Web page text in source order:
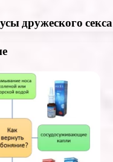
дружеского секса